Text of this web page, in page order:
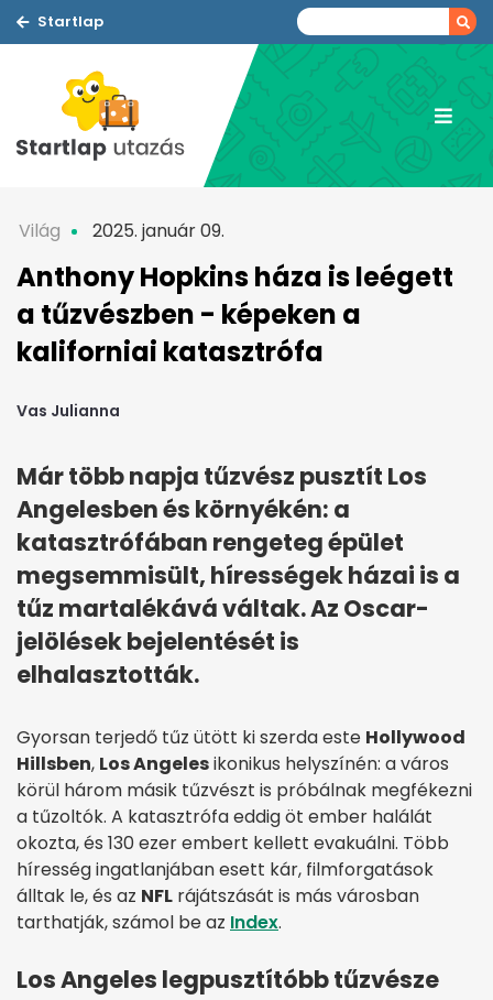
Startlap
Világ 2025. január 09.
Anthony Hopkins háza is leégett
a tűzvészben - képeken a
kaliforniai katasztrófa
Vas Julianna
Már több napja tűzvész pusztít Los
Angelesben és környékén: a
katasztrófában rengeteg épület
megsemmisült, hírességek házai is a
tűz martalékává váltak. Az Oscar-
jelölések bejelentését is
elhalasztották.
Gyorsan terjedő tűz ütött ki szerda este Hollywood
Hillsben, Los Angelesikonikus helyszínén: a város
körül három másik tűzvészt is próbálnak megfékezni
a tűzoltók. A katasztrófa eddig öt ember halálát
okozta, és 130 ezer embert kellett evakuálni. Több
híresség ingatlanjában esett kár, filmforgatások
álltak le, és az NFL rájátszását is más városban
tarthatják, számol be az Index.
Los Angeles legpusztítóbb tűzvésze